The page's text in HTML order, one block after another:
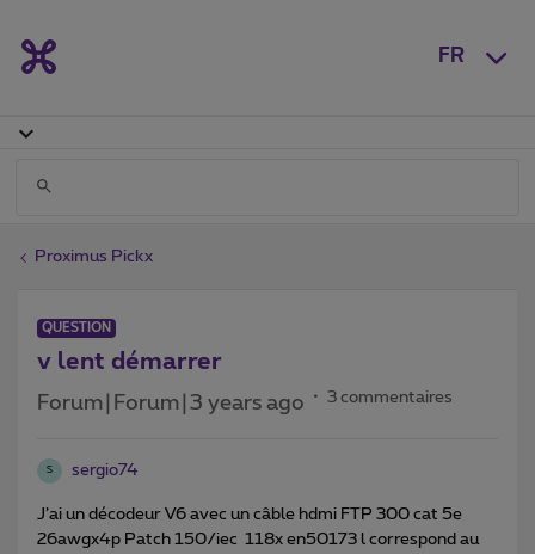
FR
Proximus Pickx
QUESTION
v lent démarrer
Forum|Forum|3 years ago 3 commentaires
S sergio74
J’ai un décodeur V6 avec un câble hdmi FTP 300 cat 5e
26awgx4p Patch 150/iec 118x en50173 l correspond au